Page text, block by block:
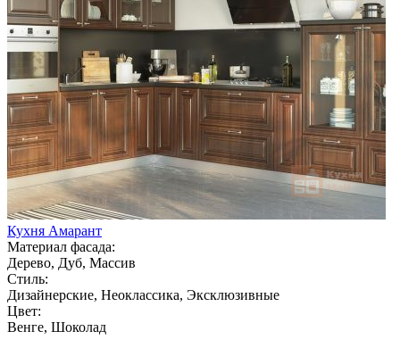
Кухня Амарант
Материал фасада:
Дерево, Дуб, Массив
Стиль:
Дизайнерские, Неоклассика, Эксклюзивные
Цвет:
Венге, Шоколад